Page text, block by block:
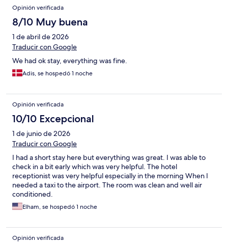
Opinión verificada
8/10 Muy buena
1 de abril de 2026
Traducir con Google
We had ok stay, everything was fine.
Adis, se hospedó 1 noche
Opinión verificada
10/10 Excepcional
1 de junio de 2026
Traducir con Google
I had a short stay here but everything was great. I was able to
check in a bit early which was very helpful. The hotel
receptionist was very helpful especially in the morning When I
needed a taxi to the airport. The room was clean and well air
conditioned.
Elham, se hospedó 1 noche
Opinión verificada